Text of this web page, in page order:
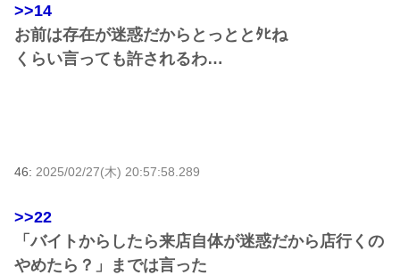
>>14
お前は存在が迷惑だからとっととﾀﾋね
くらい言っても許されるわ…
46: 2025/02/27(木) 20:57:58.289
>>22
「バイトからしたら来店自体が迷惑だから店行くの
やめたら？」までは言った